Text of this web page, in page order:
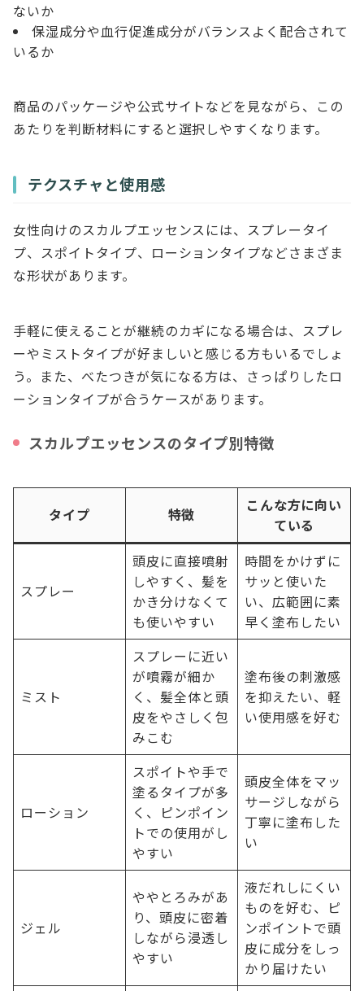
ないか
保湿成分や血行促進成分がバランスよく配合されて
いるか
商品のパッケージや公式サイトなどを見ながら、この
あたりを判断材料にすると選択しやすくなります。
テクスチャと使用感
女性向けのスカルプエッセンスには、スプレータイ
プ、スポイトタイプ、ローションタイプなどさまざま
な形状があります。
手軽に使えることが継続のカギになる場合は、スプレ
ーやミストタイプが好ましいと感じる方もいるでしょ
う。また、べたつきが気になる方は、さっぱりしたロ
ーションタイプが合うケースがあります。
スカルプエッセンスのタイプ別特徴
タイプ 特徴
こんな方に向い
ている
スプレー
頭皮に直接噴射
しやすく、髪を
かき分けなくて
も使いやすい
時間をかけずに
サッと使いた
い、広範囲に素
早く塗布したい
ミスト
スプレーに近い
が噴霧が細か
く、髪全体と頭
皮をやさしく包
みこむ
塗布後の刺激感
を抑えたい、軽
い使用感を好む
ローション
スポイトや手で
塗るタイプが多
く、ピンポイン
トでの使用がし
やすい
頭皮全体をマッ
サージしながら
丁寧に塗布した
い
ジェル
ややとろみがあ
り、頭皮に密着
しながら浸透し
やすい
液だれしにくい
ものを好む、ピ
ンポイントで頭
皮に成分をしっ
かり届けたい